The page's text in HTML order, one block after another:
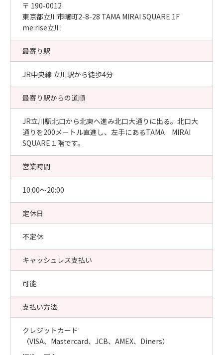
〒 190-0012
東京都立川市曙町2-8-28 TAMA MIRAI SQUARE 1F
me:rise立川
最寄り駅
JR中央線 立川駅から徒歩4分
最寄り駅からの道順
JR立川駅北口から北東へ進み北口大通りに出る。北口大
通りを200メートル直進し、左手にあるTAMA MIRAI
SQUARE１階です。
営業時間
10:00〜20:00
定休日
不定休
キャッシュレス支払い
可能
支払い方法
クレジットカード
（VISA、Mastercard、JCB、AMEX、Diners）